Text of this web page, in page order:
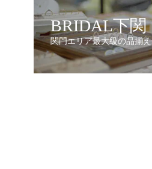
BRIDAL下関
関門エリア最大級の品揃え